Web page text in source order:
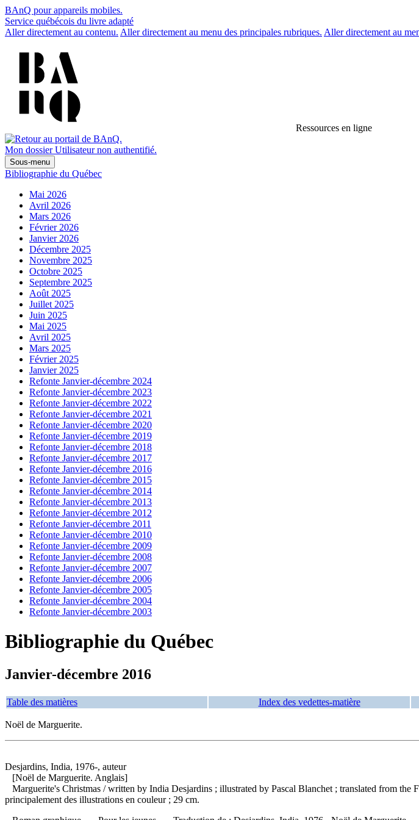
BAnQ pour appareils mobiles.
Service québécois du livre adapté
Aller directement au contenu. Aller directement au menu des principales rubriques. Aller directement au
Ressources en ligne
Mon dossier Utilisateur non authentifié.
Sous-menu
Bibliographie du Québec
Mai 2026
Avril 2026
Mars 2026
Février 2026
Janvier 2026
Décembre 2025
Novembre 2025
Octobre 2025
Septembre 2025
Août 2025
Juillet 2025
Juin 2025
Mai 2025
Avril 2025
Mars 2025
Février 2025
Janvier 2025
Refonte Janvier-décembre 2024
Refonte Janvier-décembre 2023
Refonte Janvier-décembre 2022
Refonte Janvier-décembre 2021
Refonte Janvier-décembre 2020
Refonte Janvier-décembre 2019
Refonte Janvier-décembre 2018
Refonte Janvier-décembre 2017
Refonte Janvier-décembre 2016
Refonte Janvier-décembre 2015
Refonte Janvier-décembre 2014
Refonte Janvier-décembre 2013
Refonte Janvier-décembre 2012
Refonte Janvier-décembre 2011
Refonte Janvier-décembre 2010
Refonte Janvier-décembre 2009
Refonte Janvier-décembre 2008
Refonte Janvier-décembre 2007
Refonte Janvier-décembre 2006
Refonte Janvier-décembre 2005
Refonte Janvier-décembre 2004
Refonte Janvier-décembre 2003
Bibliographie du Québec
Janvier-décembre 2016
Table des matières Index des vedettes-matière
Noël de Marguerite.
Desjardins, India, 1976-, auteur
[Noël de Marguerite. Anglais]
Marguerite's Christmas / written by India Desjardins ; illustrated by Pascal Blanchet ; translated from
principalement des illustrations en couleur ; 29 cm.